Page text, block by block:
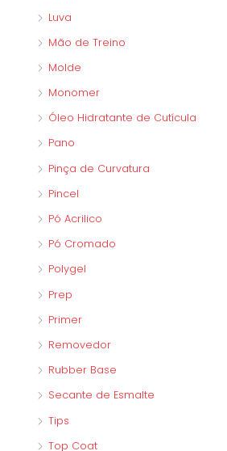
Luva
Mão de Treino
Molde
Monomer
Óleo Hidratante de Cutícula
Pano
Pinça de Curvatura
Pincel
Pó Acrilico
Pó Cromado
Polygel
Prep
Primer
Removedor
Rubber Base
Secante de Esmalte
Tips
Top Coat